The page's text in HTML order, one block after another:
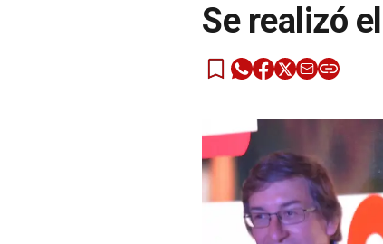
Se realizó